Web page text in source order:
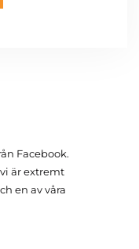
Facebook.
är extremt
en av våra